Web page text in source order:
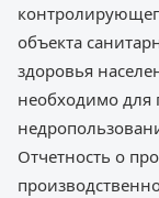
объекта
здоровья
необходимо для
Отчетность о